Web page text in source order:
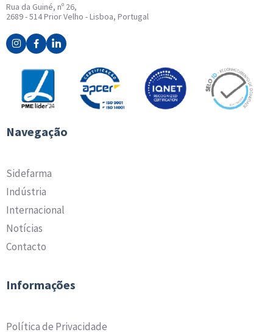
Rua da Guiné, nº 26,
2689 - 514 Prior Velho - Lisboa, Portugal
Navegação
Sidefarma
Indústria
Internacional
Notícias
Contacto
Informações
Política de Privacidade